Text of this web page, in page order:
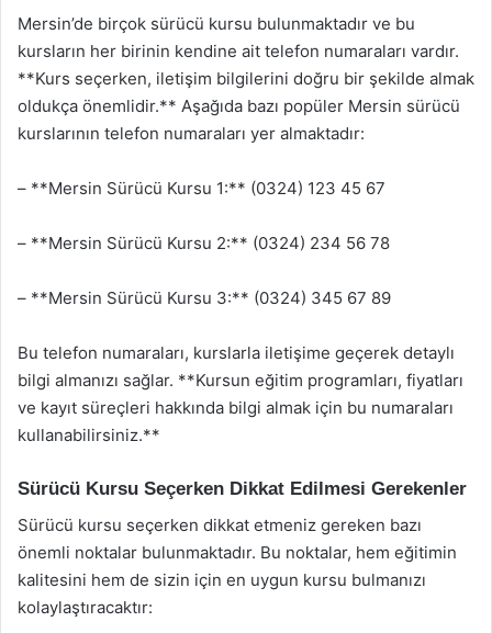
Mersin’de birçok sürücü kursu bulunmaktadır ve bu
kursların her birinin kendine ait telefon numaraları vardır.
**Kurs seçerken, iletişim bilgilerini doğru bir şekilde almak
oldukça önemlidir.** Aşağıda bazı popüler Mersin sürücü
kurslarının telefon numaraları yer almaktadır:
– **Mersin Sürücü Kursu 1:** (0324) 123 45 67
– **Mersin Sürücü Kursu 2:** (0324) 234 56 78
– **Mersin Sürücü Kursu 3:** (0324) 345 67 89
Bu telefon numaraları, kurslarla iletişime geçerek detaylı
bilgi almanızı sağlar. **Kursun eğitim programları, fiyatları
ve kayıt süreçleri hakkında bilgi almak için bu numaraları
kullanabilirsiniz.**
Sürücü Kursu Seçerken Dikkat Edilmesi Gerekenler
Sürücü kursu seçerken dikkat etmeniz gereken bazı
önemli noktalar bulunmaktadır. Bu noktalar, hem eğitimin
kalitesini hem de sizin için en uygun kursu bulmanızı
kolaylaştıracaktır: